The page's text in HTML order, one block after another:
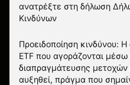
ανατρέξτε στη δήλωση
Κινδύνων
Προειδοποίηση κινδύνου:
ETF που αγοράζονται
διαπραγμάτευσης μετοχών
αυξηθεί, πράγμα που